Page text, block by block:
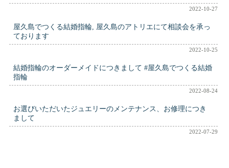
2022-10-27
屋久島でつくる結婚指輪, 屋久島のアトリエにて相談会を承っ
ております
2022-10-25
結婚指輪のオーダーメイドにつきまして #屋久島でつくる結婚
指輪
2022-08-24
お選びいただいたジュエリーのメンテナンス、お修理につき
まして
2022-07-29